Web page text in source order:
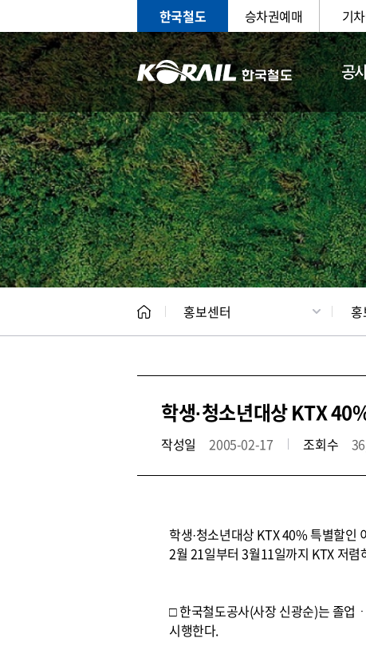
한국철도 승차권예매 기
공
홍보 문화사
홍보센터 홍
학생·청소년대상 KTX
작성일 2005-02-17 조회수
학생·청소년대상 KTX 40% 특별할인
2월 21일부터 3월11일까지 KTX 저렴
□ 한국철도공사(사장 신광순)는 졸업
시행한다.